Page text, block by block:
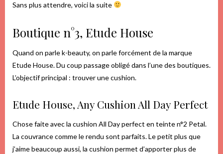
Sans plus attendre, voici la suite
Boutique n°3, Etude House
Quand on parle k-beauty, on parle forcément de la marque
Etude House. Du coup passage obligé dans l’une des boutiques.
L’objectif principal : trouver une cushion.
Etude House, Any Cushion All Day Perfect
Chose faite avec la cushion All Day perfect en teinte n°2 Petal.
La couvrance comme le rendu sont parfaits. Le petit plus que
j’aime beaucoup aussi, la cushion permet d’apporter plus de